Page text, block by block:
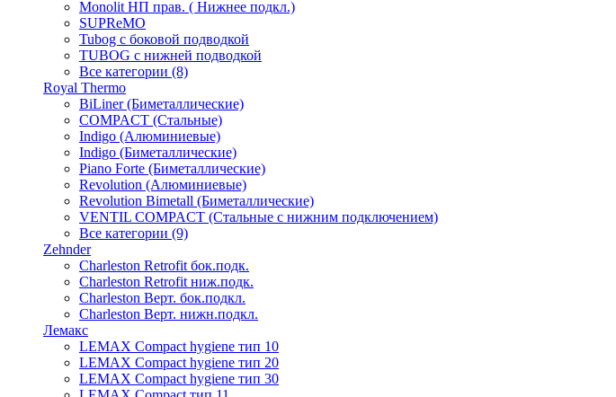
Monolit НП прав. ( Нижнее подкл.)
SUPReMO
Tubog с боковой подводкой
TUBOG с нижней подводкой
Все категории (8)
Royal Thermo
BiLiner (Биметаллические)
COMPACT (Стальные)
Indigo (Алюминиевые)
Indigo (Биметаллические)
Piano Forte (Биметаллические)
Revolution (Алюминиевые)
Revolution Bimetall (Биметаллические)
VENTIL COMPACT (Стальные с нижним подключением)
Все категории (9)
Zehnder
Charleston Retrofit бок.подк.
Charleston Retrofit ниж.подк.
Charleston Верт. бок.подкл.
Charleston Верт. нижн.подкл.
Лемакс
LEMAX Compact hygiene тип 10
LEMAX Compact hygiene тип 20
LEMAX Compact hygiene тип 30